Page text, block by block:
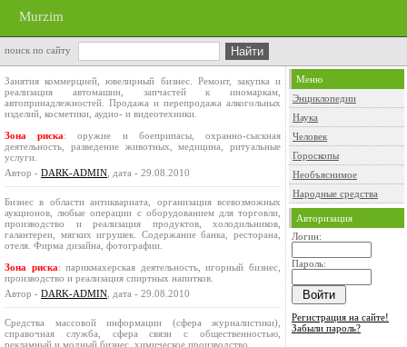
Murzim
поиск по сайту
Занятия коммерцией, ювелирный бизнес. Ремонт, закупка и
реализация автомашин, запчастей к иномаркам,
автопринадлежностей. Продажа и перепродажа алкогольных
изделий, косметики, аудио- и видеотехники.
Зона риска: оружие и боеприпасы, охранно-сыскная
деятельность, разведение животных, медицина, ритуальные
услуги.
Автор - DARK-ADMIN , дата - 29.08.2010
Бизнес в области антиквариата, организация всевозможных
аукционов, любые операции с оборудованием для торговли,
производство и реализация продуктов, холодильников,
галантереи, мягких игрушек. Содержание банка, ресторана,
отеля. Фирма дизайна, фотографии.
Зона риска: парикмахерская деятельность, игорный бизнес,
производство и реализация спиртных напитков.
Автор - DARK-ADMIN , дата - 29.08.2010
Средства массовой информации (сфера журналистики),
справочная служба, сфера связи с общественностью,
рекламный и модный бизнес, химическое производство.
Меню
Энциклопедии
Наука
Человек
Гороскопы
Необъяснимое
Народные средства
Авторизация
Логин:
Пароль:
Регистрация на сайте!
Забыли пароль?